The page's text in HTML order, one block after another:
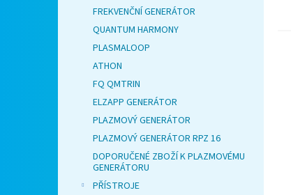
FREKVENČNÍ GENERÁTOR
QUANTUM HARMONY
PLASMALOOP
ATHON
FQ QMTRIN
ELZAPP GENERÁTOR
PLAZMOVÝ GENERÁTOR
PLAZMOVÝ GENERÁTOR RPZ 16
DOPORUČENÉ ZBOŽÍ K PLAZMOVÉMU
GENERÁTORU
PŘÍSTROJE